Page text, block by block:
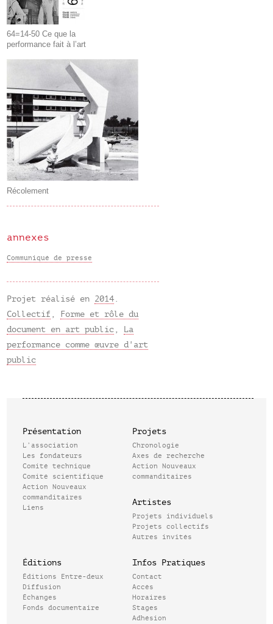
64=14-50 Ce que la
performance fait à l’art
Récolement
annexes
Communiqué de presse
Projet réalisé en 2014 .
Collectif ,
Forme et rôle du
document en art public ,
La
performance comme œuvre d'art
public
Présentation
L’association
Les fondateurs
Comité technique
Comité scientifique
Action Nouveaux
commanditaires
Liens
Projets
Chronologie
Axes de recherche
Action Nouveaux
commanditaires
Artistes
Projets individuels
Projets collectifs
Autres invités
Éditions
Éditions Entre-deux
Diffusion
Échanges
Fonds documentaire
Infos Pratiques
Contact
Accès
Horaires
Stages
Adhésion